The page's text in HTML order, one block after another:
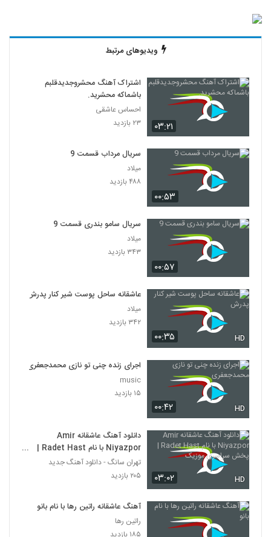
ویدیوهای مرتبط
۰۳:۲۱
اشتراک آهنگ محشروجدیدقلبم
باشماکه محشرید.
احساس عاشقی
۲۳ بازدید
۰۰:۵۳
سریال مرداب قسمت 9
میلاد
۴۸۸ بازدید
۰۰:۵۷
سریال سامو بندری قسمت 9
میلاد
۳۴۳ بازدید
۰۰:۳۵ HD
عاشقانه ساحل پوست شیر کنار پدرش
میلاد
۳۴۲ بازدید
۰۰:۴۲ HD
اجرای زنده چنی تو نازی محمدجعفری
music
۱۵ بازدید
۰۳:۰۲ HD
دانلود آهنگ عاشقانه Amir
Niyazpor با نام Radet Hast |
پخش سراسری موزیک
تهران سانگ - دانلود آهنگ جدید
۲۰۵ بازدید
آهنگ عاشقانه راتین رها با نام بانو
راتین رها
۱۸۵ بازدید